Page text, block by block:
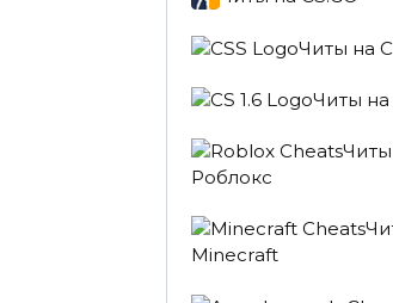
Читы на
Читы на
Роблокс
Minecraft